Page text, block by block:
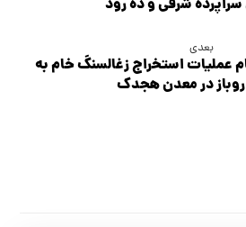
شرقی و ده رود
بعدی
عملیات استخراج زغالسنگ خام به
در معدن هجدك